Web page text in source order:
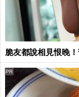
脆友都說相見恨晚
PR